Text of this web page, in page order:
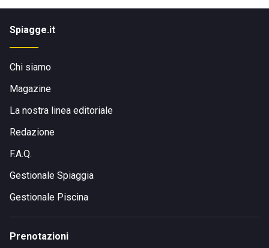
Spiagge.it
Chi siamo
Magazine
La nostra linea editoriale
Redazione
F.A.Q.
Gestionale Spiaggia
Gestionale Piscina
Prenotazioni